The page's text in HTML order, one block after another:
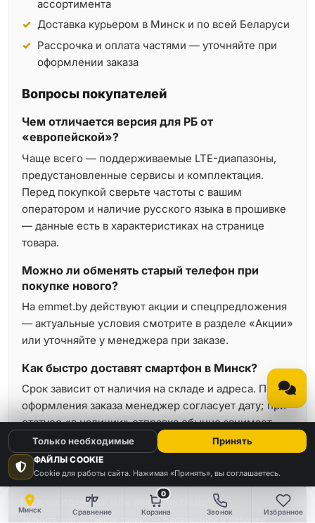
Минск Сравнение
0
Корзина Звонок Избранное
ассортимента
Доставка курьером в Минск и по всей Беларуси
Рассрочка и оплата частями — уточняйте при
оформлении заказа
Вопросы покупателей
Чем отличается версия для РБ от
«европейской»?
Чаще всего — поддерживаемые LTE-диапазоны,
предустановленные сервисы и комплектация.
Перед покупкой сверьте частоты с вашим
оператором и наличие русского языка в прошивке
— данные есть в характеристиках на странице
товара.
Можно ли обменять старый телефон при
покупке нового?
На emmet.by действуют акции и спецпредложения
— актуальные условия смотрите в разделе «Акции»
или уточняйте у менеджера при заказе.
Как быстро доставят смартфон в Минск?
Срок зависит от наличия на складе и адреса. После
оформления заказа менеджер согласует дату; при
статусе «в наличии» отправка обычно занимает
минимальное время.
Нужна помощь или консультация?
ФАЙЛЫ COOKIE
Cookie для работы сайта. Нажимая «Принять», вы соглашаетесь.
Только необходимые Принять